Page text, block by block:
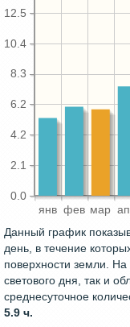
янв фев мар
0.0
2.1
4.2
6.2
8.3
10.4
12.5
Данный график
день, в течение
поверхности земли.
светового дня, так и
среднесуточное
5.9 ч.